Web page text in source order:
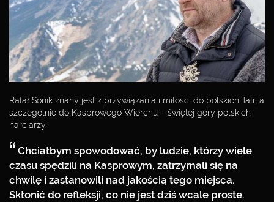
INICJATYWY
SPOŁECZNE
SIEMACHA
POLSKA
KASPROWY
SZYBCY NA
Rafał Sonik znany jest z przywiązania i miłości do polskich Tatr, a
szczególnie do Kasprowego Wierchu – świętej góry polskich
narciarzy.
Chciałbym spowodować, by ludzie, którzy wiele
czasu spędzili na Kasprowym, zatrzymali się na
chwilę i zastanowili nad jakością tego miejsca.
Skłonić do refleksji, co nie jest dziś wcale proste.